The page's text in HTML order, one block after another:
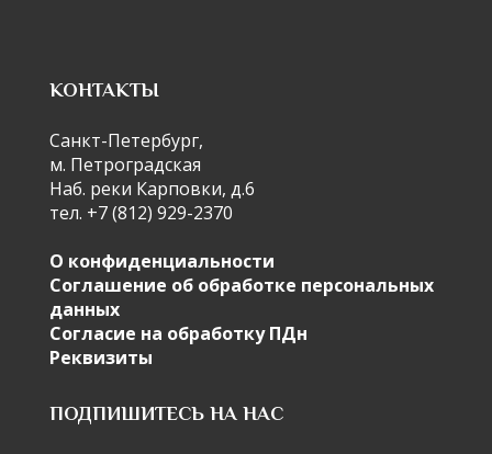
КОНТАКТЫ
Санкт-Петербург,
м. Петроградская
Наб. реки Карповки, д.6
тел. +7 (812) 929-2370
О конфиденциальности
Соглашение об обработке персональных
данных
Согласие на обработку ПДн
Реквизиты
ПОДПИШИТЕСЬ НА НАС